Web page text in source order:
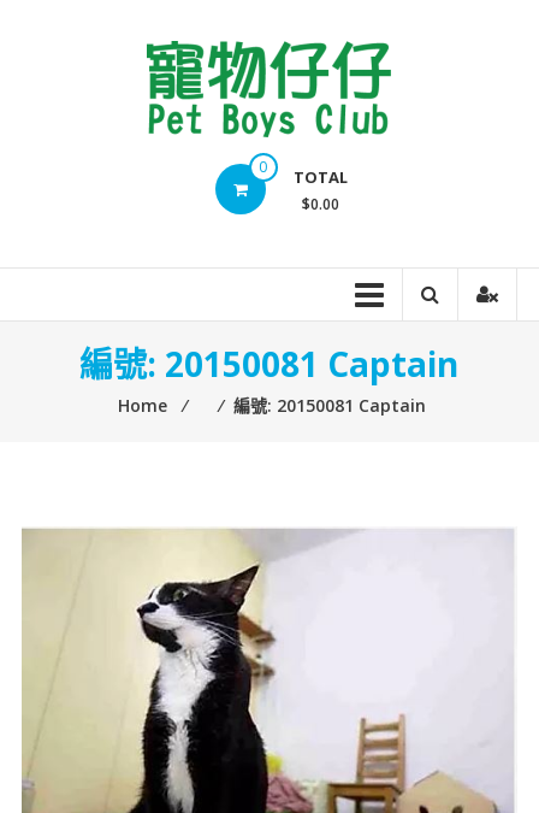
0 TOTAL
$0.00
編號: 20150081 Captain
Home ⁄ ⁄ 編號: 20150081 Captain